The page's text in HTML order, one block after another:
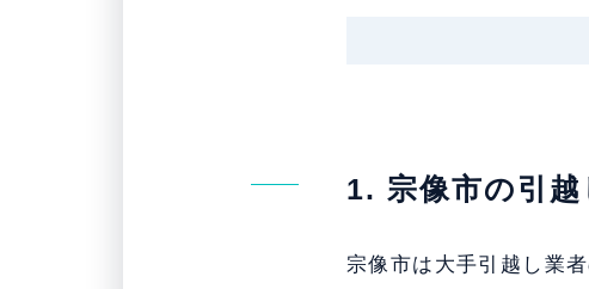
1. 宗像市の引
宗像市は大手引越し業